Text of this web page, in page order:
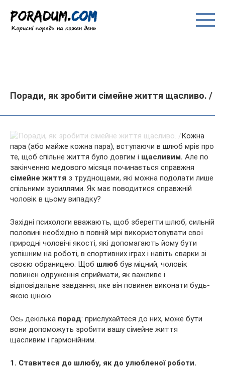
вмісту
Поради, як зробити сімейне життя щасливо. /
Кожна
пара (або майже кожна пара), вступаючи в шлюб мріє про
те, щоб спільне життя було довгим і щасливим. Але по
закінченню медового місяця починається справжня
сімейне життя з труднощами, які можна подолати лише
спільними зусиллями. Як має поводитися справжній
чоловік в цьому випадку?
Західні психологи вважають, щоб зберегти шлюб, сильній
половині необхідно в повній мірі використовувати свої
природні чоловічі якості, які допомагають йому бути
успішним на роботі, в спортивних іграх і навіть сварки зі
своєю обраницею. Щоб шлюб був міцний, чоловік
повинен одруження сприймати, як важливе і
відповідальне завдання, яке він повинен виконати будь-
якою ціною.
Ось декілька порад: прислухайтеся до них, може бути
вони допоможуть зробити вашу сімейне життя
щасливим і гармонійним.
1. Ставитеся до шлюбу, як до улюбленої роботи.